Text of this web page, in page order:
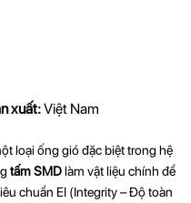
xuất:Việt Nam
loại ống gió đặc biệt trong hệ
tấm SMDlàm vật liệu chính để
chuẩn EI (Integrity – Độ toàn